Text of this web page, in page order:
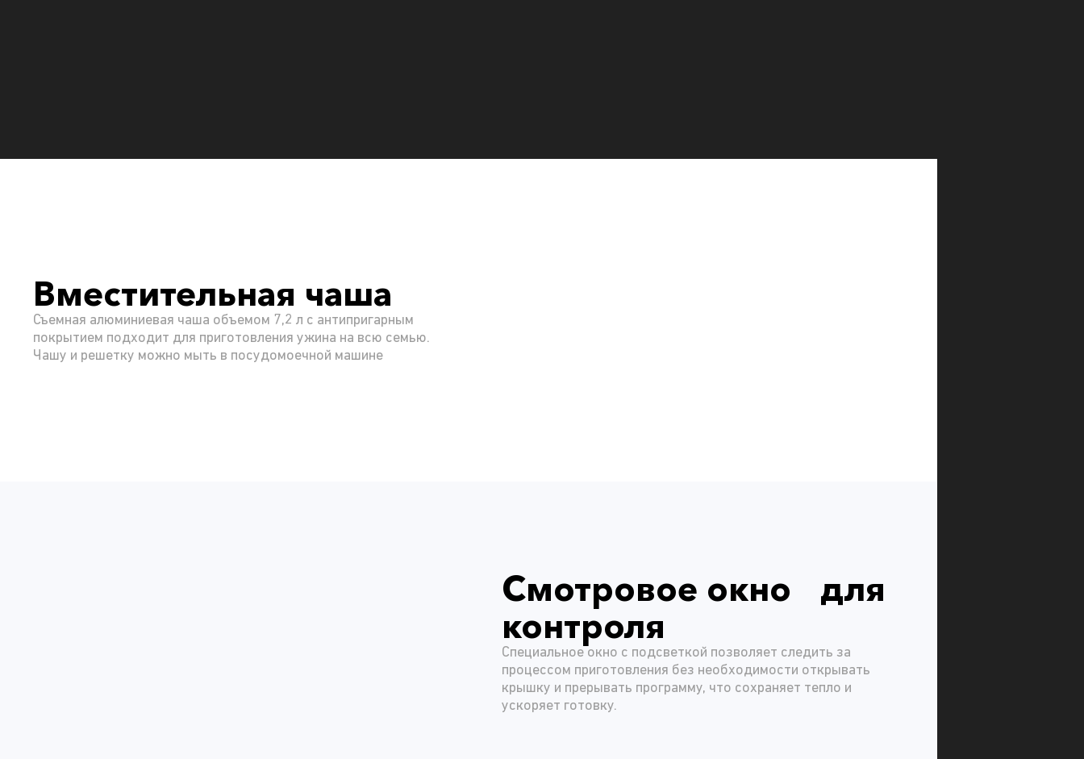
Вместительная чаша
Съемная алюминиевая чаша объемом 7,2 л с антипригарным
покрытием подходит для приготовления ужина на всю семью.
Чашу и решетку можно мыть в посудомоечной машине
Смотровое окно для
контроля
Специальное окно с подсветкой позволяет следить за
процессом приготовления без необходимости открывать
крышку и прерывать программу, что сохраняет тепло и
ускоряет готовку.